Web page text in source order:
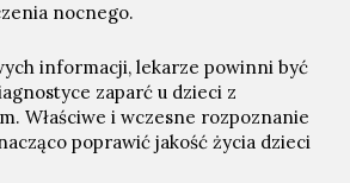
nocnego.
informacji, lekarze powinni być
zaparć u dzieci z
Właściwe i wczesne rozpoznanie
poprawić jakość życia dzieci